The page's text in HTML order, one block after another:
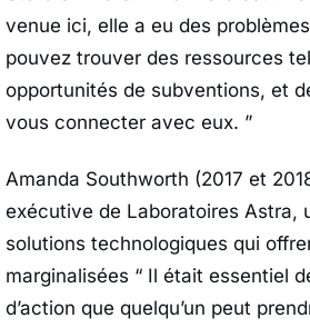
venue ici, elle a eu des
pouvez trouver des ressources
opportunités de subventions, et
vous connecter avec eux. ”
Amanda Southworth (2017 et
exécutive de Laboratoires Astra,
solutions technologiques qui
marginalisées “ Il était essentiel
d’action que quelqu’un peut